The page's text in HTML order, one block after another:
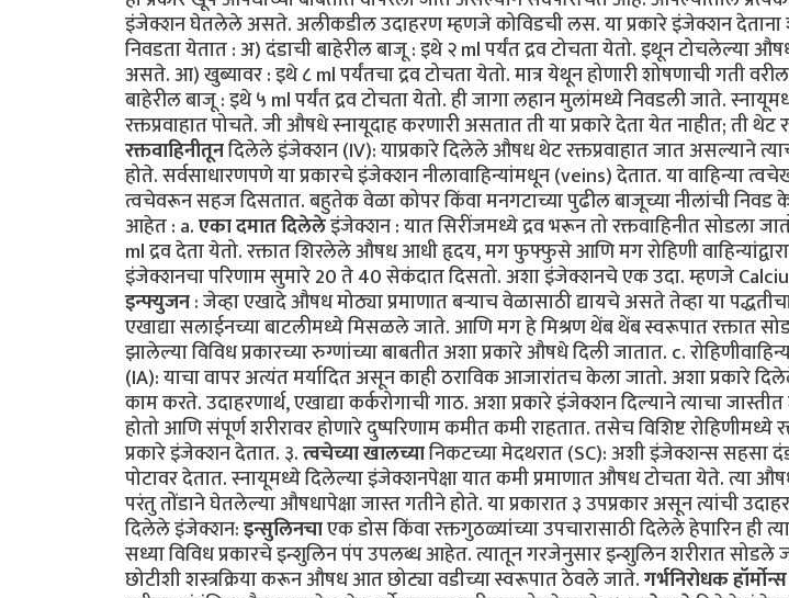
इंजेक्शन घेतलेले असते. अलीकडील उदाहरण म्हणजे कोविडची लस. या प्रकारे इंजेक्शन देताना
निवडता येतात : अ) दंडाची बाहेरील बाजू : इथे २ ml पर्यंत द्रव टोचता येतो. इथून टोचलेल्या
असते. आ) खुब्यावर : इथे ८ ml पर्यंतचा द्रव टोचता येतो. मात्र येथून होणारी शोषणाची गती
बाहेरील बाजू : इथे ५ ml पर्यंत द्रव टोचता येतो. ही जागा लहान मुलांमध्ये निवडली जाते.
रक्तप्रवाहात पोचते. जी औषधे स्नायूदाह करणारी असतात ती या प्रकारे देता येत नाहीत; ती थेट
रक्तवाहिनीतूनदिलेले इंजेक्शन (IV): याप्रकारे दिलेले औषध थेट रक्तप्रवाहात जात असल्याने
होते. सर्वसाधारणपणे या प्रकारचे इंजेक्शन नीलावाहिन्यांमधून (veins) देतात. या वाहिन्या
त्वचेवरून सहज दिसतात. बहुतेक वेळा कोपर किंवा मनगटाच्या पुढील बाजूच्या नीलांची निवड
आहेत : a.एका दमात दिलेलेइंजेक्शन : यात सिरींजमध्ये द्रव भरून तो रक्तवाहिनीत सोडला
ml द्रव देता येतो. रक्तात शिरलेले औषध आधी हृदय, मग फुफ्फुसे आणि मग रोहिणी
इंजेक्शनचा परिणाम सुमारे 20 ते 40 सेकंदात दिसतो. अशा इंजेक्शनचे एक उदा. म्हणजे
इन्फ्युजन: जेव्हा एखादे औषध मोठ्या प्रमाणात बऱ्याच वेळासाठी द्यायचे असते तेव्हा या
एखाद्या सलाईनच्या बाटलीमध्ये मिसळले जाते. आणि मग हे मिश्रण थेंब थेंब स्वरूपात रक्तात
झालेल्या विविध प्रकारच्या रुग्णांच्या बाबतीत अशा प्रकारे औषधे दिली जातात. c.
(IA): याचा वापर अत्यंत मर्यादित असून काही ठराविक आजारांतच केला जातो. अशा प्रकारे
काम करते. उदाहरणार्थ, एखाद्या कर्करोगाची गाठ. अशा प्रकारे इंजेक्शन दिल्याने त्याचा
होतो आणि संपूर्ण शरीरावर होणारे दुष्परिणाम कमीत कमी राहतात. तसेच विशिष्ट रोहिणीमध्ये
प्रकारे इंजेक्शन देतात. ३.त्वचेच्या खालच्यानिकटच्या मेदथरात (SC): अशी इंजेक्शन्स सहसा
पोटावर देतात. स्नायूमध्ये दिलेल्या इंजेक्शनपेक्षा यात कमी प्रमाणात औषध टोचता येते. त्या
परंतु तोंडाने घेतलेल्या औषधापेक्षा जास्त गतीने होते. या प्रकारात ३ उपप्रकार असून त्यांची
दिलेले इंजेक्शन:इन्सुलिनचाएक डोस किंवा रक्तगुठळ्यांच्या उपचारासाठी दिलेले हेपारिन ही
सध्या विविध प्रकारचे इन्शुलिन पंप उपलब्ध आहेत. त्यातून गरजेनुसार इन्शुलिन शरीरात सोडले
छोटीशी शस्त्रक्रिया करून औषध आत छोट्या वडीच्या स्वरूपात ठेवले जाते.गर्भनिरोधक हॉर्मोन्स